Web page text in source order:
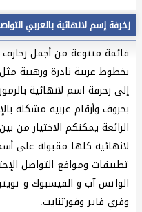
زخرفة إسم لانهائية بالعربي
قائمة متنوعة من أجمل زخارف
بخطوط عربية نادرة ورهيبة
إلى زخرفة اسم لانهائية
بحروف وأرقام عربية مشكلة
الرائعة يمكنكم الاختيار من
لانهائية كلها مقبولة على
تطبيقات ومواقع التواصل
الواتس آب و الفيسبوك و
وفري فاير وفورتنايت.